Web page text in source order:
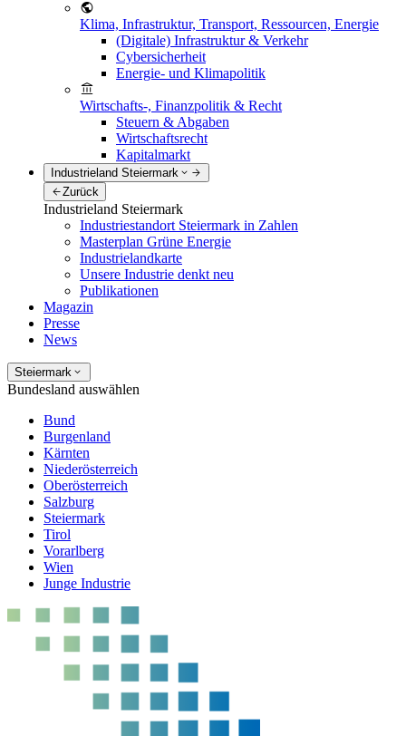
Klima, Infrastruktur, Transport, Ressourcen, Energie
(Digitale) Infrastruktur & Verkehr
Cybersicherheit
Energie- und Klimapolitik
Wirtschafts-, Finanzpolitik & Recht
Steuern & Abgaben
Wirtschaftsrecht
Kapitalmarkt
Industrieland Steiermark
Zurück
Industrieland Steiermark
Industriestandort Steiermark in Zahlen
Masterplan Grüne Energie
Industrielandkarte
Unsere Industrie denkt neu
Publikationen
Magazin
Presse
News
Steiermark
Bundesland auswählen
Bund
Burgenland
Kärnten
Niederösterreich
Oberösterreich
Salzburg
Steiermark
Tirol
Vorarlberg
Wien
Junge Industrie